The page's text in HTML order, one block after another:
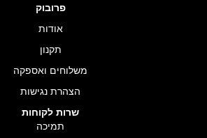
פרובוק
אודות
תקנון
משלוחים ואספקה
הצהרת נגישות
שרות לקוחות
תמיכה